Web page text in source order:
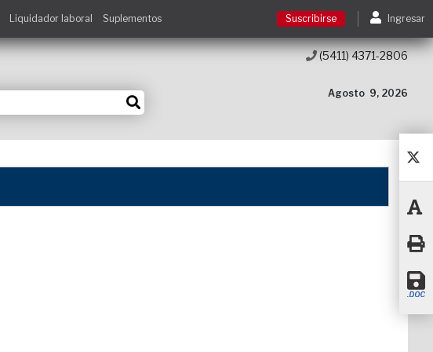
Suscribirse
Acceso a cursos
Contacto
Liquidador laboral Suplementos Suscribirse Ingresar
Agosto 9, 2026
(5411) 4371-2806